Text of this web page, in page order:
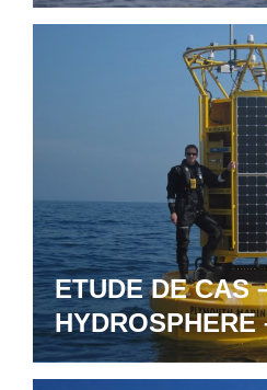
ETUDE DE CAS
HYDROSPHERE